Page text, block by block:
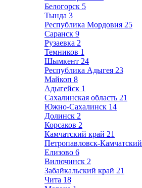
Белогорск 5
Тында 3
Республика Мордовия 25
Саранск 9
Рузаевка 2
Темников 1
Шымкент 24
Республика Адыгея 23
Майкоп 8
Адыгейск 1
Сахалинская область 21
Южно-Сахалинск 14
Долинск 2
Корсаков 2
Камчатский край 21
Петропавловск-Камчатский
Елизово 6
Вилючинск 2
Забайкальский край 21
Чита 18